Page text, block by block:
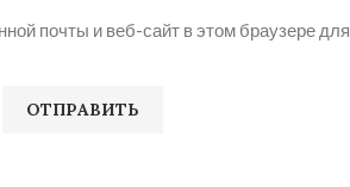
почты и веб-сайт в этом браузере